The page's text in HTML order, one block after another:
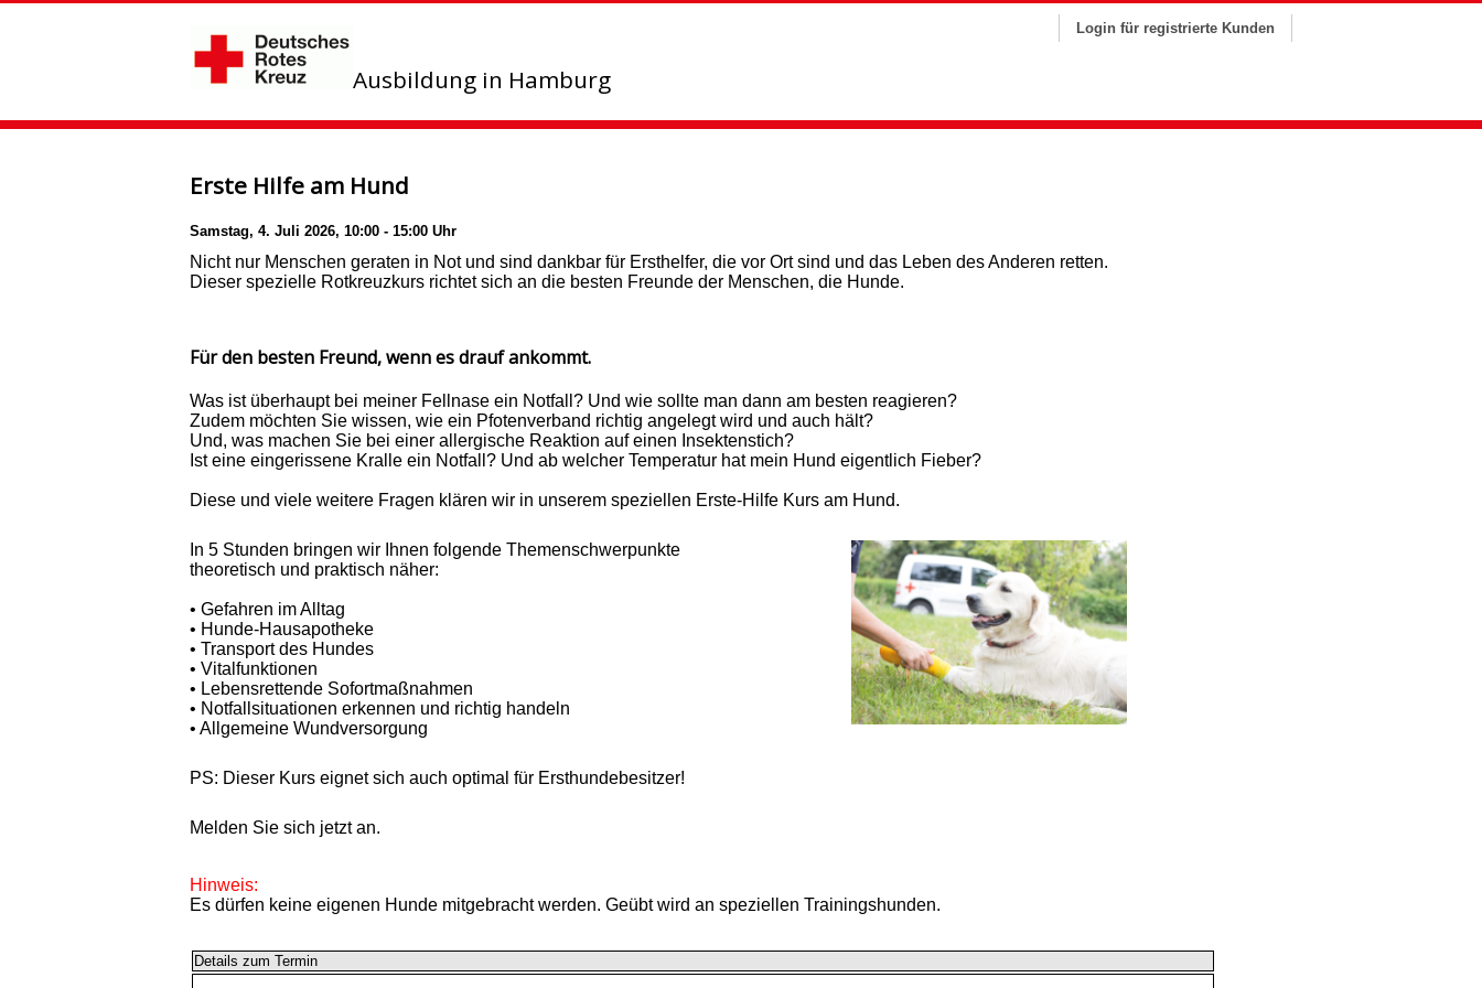
Ausbildung in Hamburg
Login für registrierte Kunden
Erste Hilfe am Hund
Samstag, 4. Juli 2026, 10:00 - 15:00 Uhr
Nicht nur Menschen geraten in Not und sind dankbar für Ersthelfer, die vor Ort sind und das Leben des Anderen retten.
Dieser spezielle Rotkreuzkurs richtet sich an die besten Freunde der Menschen, die Hunde.
Für den besten Freund, wenn es drauf ankommt.
Was ist überhaupt bei meiner Fellnase ein Notfall? Und wie sollte man dann am besten reagieren?
Zudem möchten Sie wissen, wie ein Pfotenverband richtig angelegt wird und auch hält?
Und, was machen Sie bei einer allergische Reaktion auf einen Insektenstich?
Ist eine eingerissene Kralle ein Notfall? Und ab welcher Temperatur hat mein Hund eigentlich Fieber?
Diese und viele weitere Fragen klären wir in unserem speziellen Erste-Hilfe Kurs am Hund.
In 5 Stunden bringen wir Ihnen folgende Themenschwerpunkte
theoretisch und praktisch näher:
• Gefahren im Alltag
• Hunde-Hausapotheke
• Transport des Hundes
• Vitalfunktionen
• Lebensrettende Sofortmaßnahmen
• Notfallsituationen erkennen und richtig handeln
• Allgemeine Wundversorgung
PS: Dieser Kurs eignet sich auch optimal für Ersthundebesitzer!
Melden Sie sich jetzt an.
Hinweis:
Es dürfen keine eigenen Hunde mitgebracht werden. Geübt wird an speziellen Trainingshunden.
Details zum Termin